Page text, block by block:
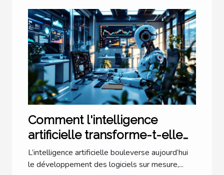
Comment l'intelligence
artificielle transforme-t-elle
les logiciels sur mesure ?
L’intelligence artificielle bouleverse aujourd’hui
le développement des logiciels sur mesure,...